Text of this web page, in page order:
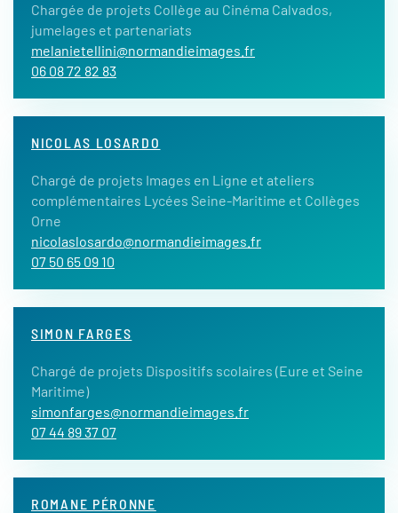
Chargée de projets Collège au Cinéma Calvados,
jumelages et partenariats
melanietellini@normandieimages.fr
06 08 72 82 83
NICOLAS LOSARDO
Chargé de projets Images en Ligne et ateliers
complémentaires Lycées Seine-Maritime et Collèges
Orne
nicolaslosardo@normandieimages.fr
07 50 65 09 10
SIMON FARGES
Chargé de projets Dispositifs scolaires (Eure et Seine
Maritime)
simonfarges@normandieimages.fr
07 44 89 37 07
ROMANE PÉRONNE